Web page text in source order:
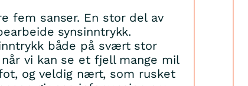
fem sanser. En stor del av
synsinntrykk.
både på svært stor
vi kan se et fjell mange mil
og veldig nært, som rusket